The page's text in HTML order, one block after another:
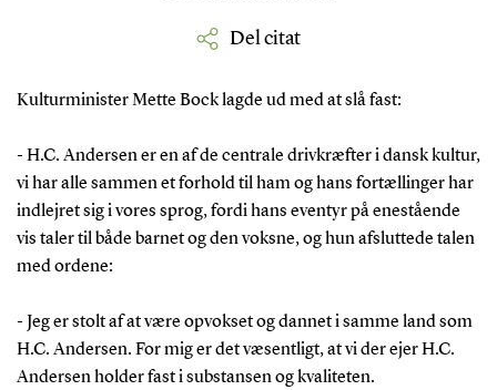
Del citat
Kulturminister Mette Bock lagde ud med at slå fast:
- H.C. Andersen er en af de centrale drivkræfter i dansk kultur,
vi har alle sammen et forhold til ham og hans fortællinger har
indlejret sig i vores sprog, fordi hans eventyr på enestående
vis taler til både barnet og den voksne, og hun afsluttede talen
med ordene:
- Jeg er stolt af at være opvokset og dannet i samme land som
H.C. Andersen. For mig er det væsentligt, at vi der ejer H.C.
Andersen holder fast i substansen og kvaliteten.